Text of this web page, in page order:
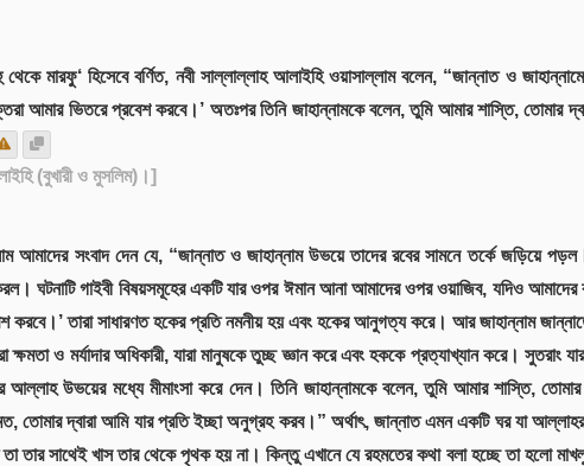
মারফু‘ হিসেবে বর্ণিত, নবী সাল্লাল্লাহ আলাইহি ওয়াসাল্লাম বলেন, “জান্নাত ও
আমার ভিতরে প্রবেশ করবে।’ অতঃপর তিনি জাহান্নামকে বলেন, তুমি আমার শাস্তি,
(বুখারী ও মুসলিম)।]
আমাদের সংবাদ দেন যে, “জান্নাত ও জাহান্নাম উভয়ে তাদের রবের সামনে তর্কে জড়িয়ে
ঘটনাটি গাইবী বিষয়সমূহের একটি যার ওপর ঈমান আনা আমাদের ওপর ওয়াজিব, যদিও
করবে।’ তারা সাধারণত হকের প্রতি নমনীয় হয় এবং হকের আনুগত্য করে। আর জাহান্নাম
ক্ষমতা ও মর্যাদার অধিকারী, যারা মানুষকে তুচ্ছ জ্ঞান করে এবং হককে প্রত্যাখ্যান করে। সুতরাং
উভয়ের মধ্যে মীমাংসা করে দেন। তিনি জাহান্নামকে বলেন, তুমি আমার শাস্তি,
তোমার দ্বারা আমি যার প্রতি ইচ্ছা অনুগ্রহ করব।” অর্থাৎ, জান্নাত এমন একটি ঘর যা
তার সাথেই খাস তার থেকে পৃথক হয় না। কিন্তু এখানে যে রহমতের কথা বলা হচ্ছে তা হলো